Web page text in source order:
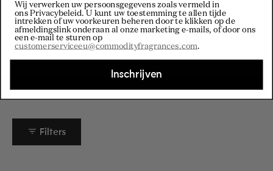
Bezoek onze
Instagram
Filters
Wij verwerken uw persoonsgegevens zoals vermeld in
ons Privacybeleid . U kunt uw toestemming te allen tijde
intrekken of uw voorkeuren beheren door te klikken op de
afmeldingslink onderaan al onze marketing e-mails, of door ons
een e-mail te sturen op
customerserviceeu@commodityfragrances.com.
Inschrijven